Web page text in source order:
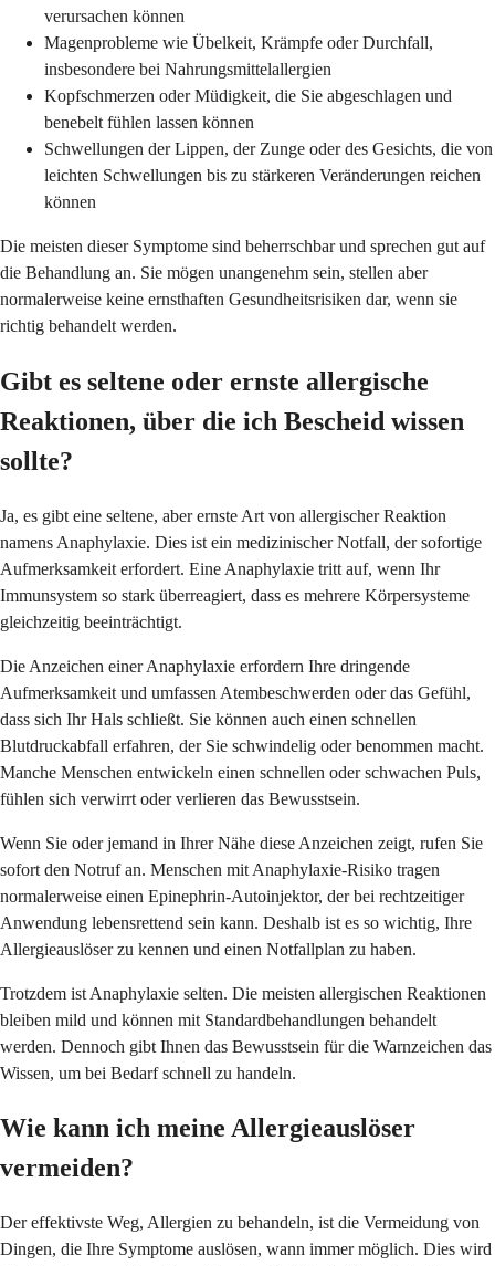
verursachen können
Magenprobleme wie Übelkeit, Krämpfe oder Durchfall,
insbesondere bei Nahrungsmittelallergien
Kopfschmerzen oder Müdigkeit, die Sie abgeschlagen und
benebelt fühlen lassen können
Schwellungen der Lippen, der Zunge oder des Gesichts, die von
leichten Schwellungen bis zu stärkeren Veränderungen reichen
können
Die meisten dieser Symptome sind beherrschbar und sprechen gut auf
die Behandlung an. Sie mögen unangenehm sein, stellen aber
normalerweise keine ernsthaften Gesundheitsrisiken dar, wenn sie
richtig behandelt werden.
Gibt es seltene oder ernste allergische
Reaktionen, über die ich Bescheid wissen
sollte?
Ja, es gibt eine seltene, aber ernste Art von allergischer Reaktion
namens Anaphylaxie. Dies ist ein medizinischer Notfall, der sofortige
Aufmerksamkeit erfordert. Eine Anaphylaxie tritt auf, wenn Ihr
Immunsystem so stark überreagiert, dass es mehrere Körpersysteme
gleichzeitig beeinträchtigt.
Die Anzeichen einer Anaphylaxie erfordern Ihre dringende
Aufmerksamkeit und umfassen Atembeschwerden oder das Gefühl,
dass sich Ihr Hals schließt. Sie können auch einen schnellen
Blutdruckabfall erfahren, der Sie schwindelig oder benommen macht.
Manche Menschen entwickeln einen schnellen oder schwachen Puls,
fühlen sich verwirrt oder verlieren das Bewusstsein.
Wenn Sie oder jemand in Ihrer Nähe diese Anzeichen zeigt, rufen Sie
sofort den Notruf an. Menschen mit Anaphylaxie-Risiko tragen
normalerweise einen Epinephrin-Autoinjektor, der bei rechtzeitiger
Anwendung lebensrettend sein kann. Deshalb ist es so wichtig, Ihre
Allergieauslöser zu kennen und einen Notfallplan zu haben.
Trotzdem ist Anaphylaxie selten. Die meisten allergischen Reaktionen
bleiben mild und können mit Standardbehandlungen behandelt
werden. Dennoch gibt Ihnen das Bewusstsein für die Warnzeichen das
Wissen, um bei Bedarf schnell zu handeln.
Wie kann ich meine Allergieauslöser
vermeiden?
Der effektivste Weg, Allergien zu behandeln, ist die Vermeidung von
Dingen, die Ihre Symptome auslösen, wann immer möglich. Dies wird